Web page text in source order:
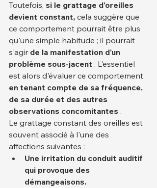
Toutefois, si le grattage d'oreilles
devient constant, cela suggère que
ce comportement pourrait être plus
qu'une simple habitude ; il pourrait
s'agir de la manifestation d'un
problème sous-jacent . L'essentiel
est alors d'évaluer ce comportement
en tenant compte de sa fréquence,
de sa durée et des autres
observations concomitantes .
Le grattage constant des oreilles est
souvent associé à l'une des
affections suivantes :
Une irritation du conduit auditif
qui provoque des
démangeaisons.